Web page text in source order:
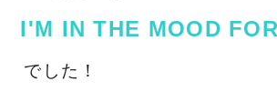
I'M IN THE MOOD
でした！